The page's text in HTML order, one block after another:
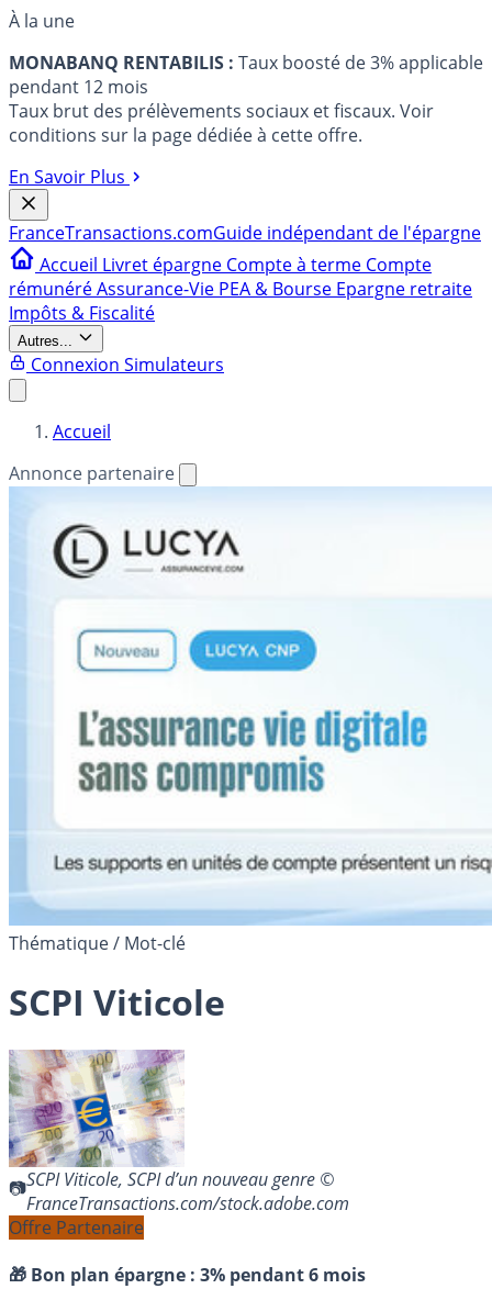
À la une
MONABANQ RENTABILIS : Taux boosté de 3% applicable
pendant 12 mois
Taux brut des prélèvements sociaux et fiscaux. Voir
conditions sur la page dédiée à cette offre.
En Savoir Plus
FranceTransactions.comGuide indépendant de l'épargne
Accueil Livret épargne Compte à terme Compte
rémunéréAssurance-Vie PEA & Bourse Epargne retraite
Impôts & Fiscalité
Autres...
Connexion Simulateurs
Accueil
Annonce partenaire
Thématique / Mot-clé
SCPI Viticole
SCPI Viticole, SCPI d’un nouveau genre ©
FranceTransactions.com/stock.adobe.com
Offre Partenaire
🎁 Bon plan épargne : 3% pendant 6 mois